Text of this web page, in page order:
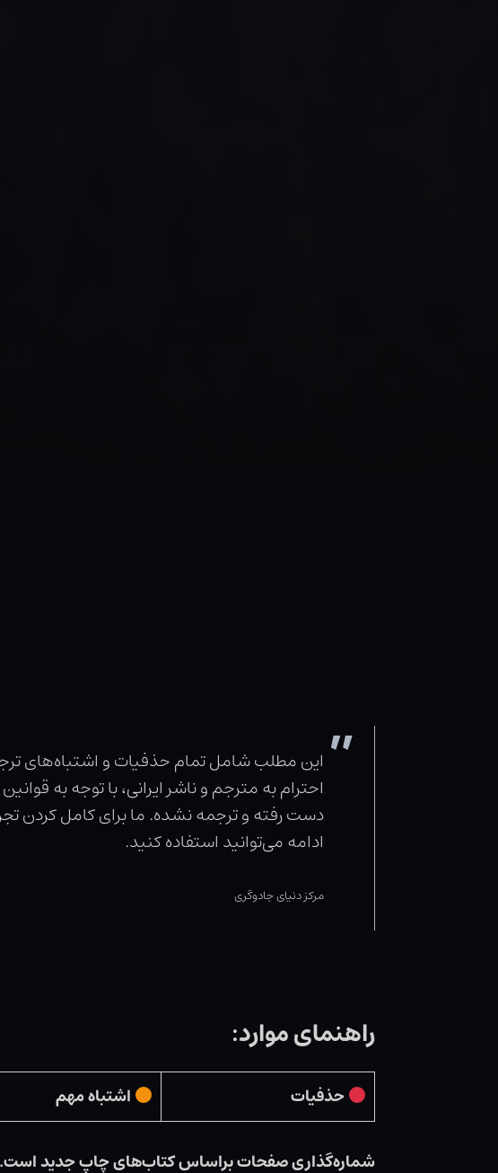
این مطلب شامل تمام حذفیات و اشتباه‌های
احترام به مترجم و ناشر ایرانی، با توجه به
دست رفته و ترجمه نشده. ما برای کامل کردن
ادامه می‌توانید استفاده کنید.
مرکز دنیای جادوگری
راهنمای موارد:
حذفیات اشتباه مهم
شماره‌گذاری صفحات براساس کتاب‌های چاپ جدید است.